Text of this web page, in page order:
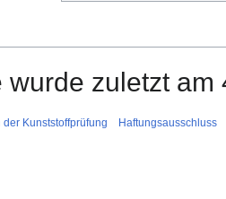
wurde zuletzt
Kunststoffprüfung Haftungsausschluss